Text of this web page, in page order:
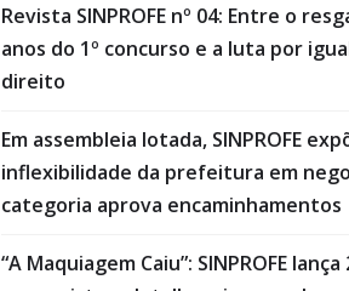
Revista SINPROFE nº 04: Entre o
anos do 1º concurso e a luta por
direito
Em assembleia lotada, SINPROFE
inflexibilidade da prefeitura em
categoria aprova encaminhamentos
“A Maquiagem Caiu”: SINPROFE